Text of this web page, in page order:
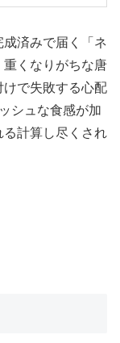
済みで届く「ネ
くなりがちな唐
で失敗する心配
シュな食感が加
計算し尽くされ